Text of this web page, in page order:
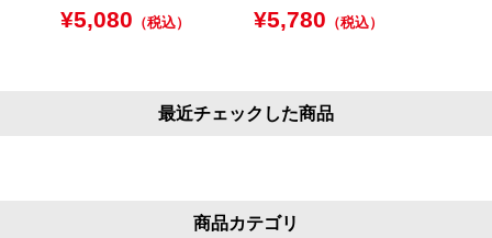
¥5,080 （税込） ¥5,780 （税込）
最近チェックした商品
商品カテゴリ